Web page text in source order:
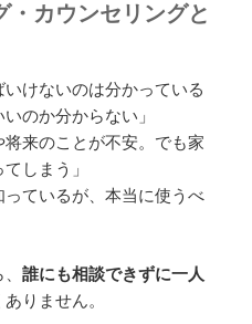
・カウンセリングと
いけないのは分かっている
のか分からない」
将来のことが不安。でも家
しまう」
っているが、本当に使うべ
誰にも相談できずに一人
りません。